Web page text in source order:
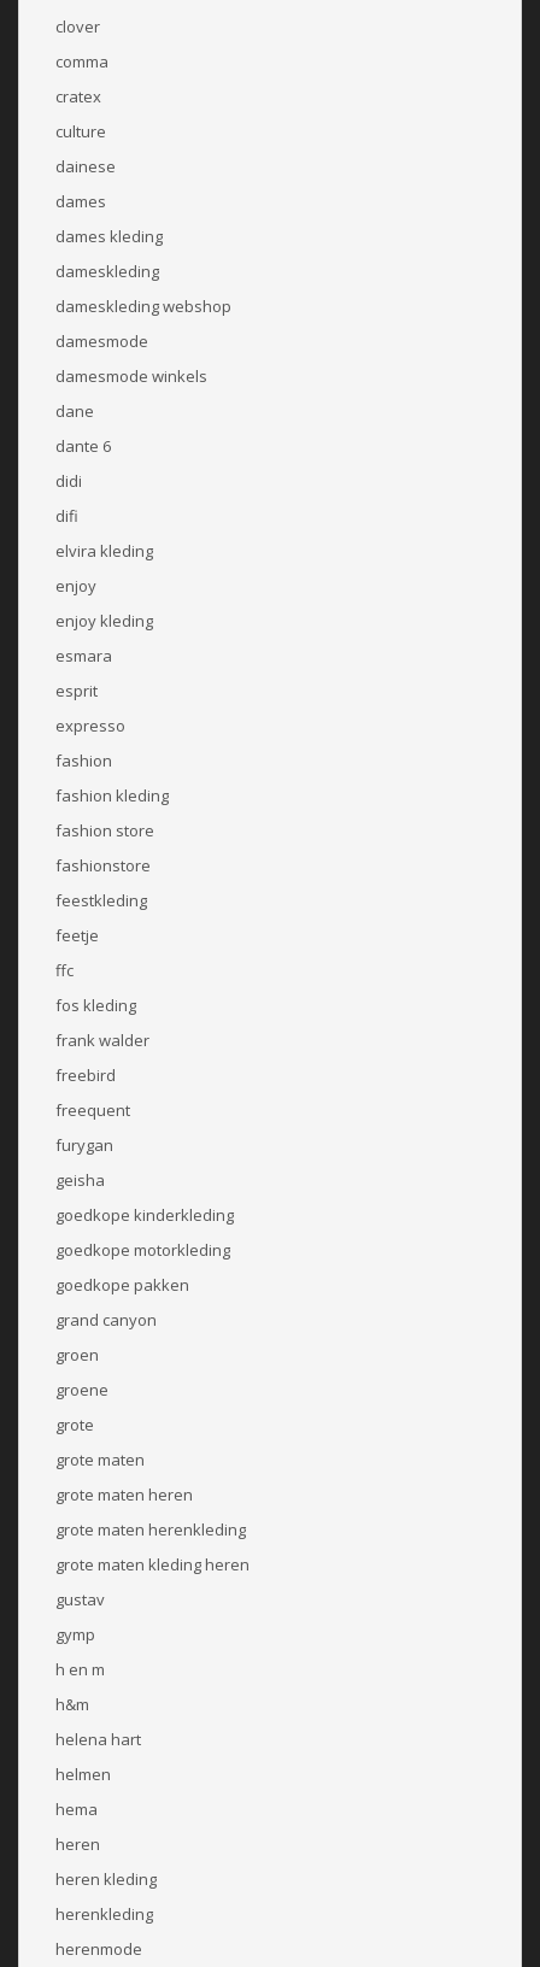
clover
comma
cratex
culture
dainese
dames
dames kleding
dameskleding
dameskleding webshop
damesmode
damesmode winkels
dane
dante 6
didi
difi
elvira kleding
enjoy
enjoy kleding
esmara
esprit
expresso
fashion
fashion kleding
fashion store
fashionstore
feestkleding
feetje
ffc
fos kleding
frank walder
freebird
freequent
furygan
geisha
goedkope kinderkleding
goedkope motorkleding
goedkope pakken
grand canyon
groen
groene
grote
grote maten
grote maten heren
grote maten herenkleding
grote maten kleding heren
gustav
gymp
h en m
h&m
helena hart
helmen
hema
heren
heren kleding
herenkleding
herenmode